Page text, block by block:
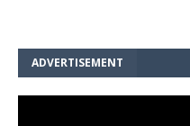
ADVERTISEMENT